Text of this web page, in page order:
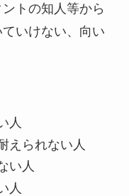
トの知人等から
いけない、向い
人
えられない人
い人
人